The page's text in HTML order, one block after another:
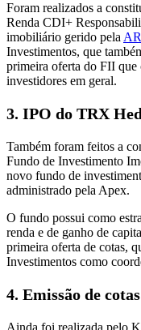
Foram realizados a
Renda CDI+
imobiliário gerido pela
Investimentos, que
primeira oferta do FII
investidores em geral.
3. IPO do TRX
Também foram feitos a
Fundo de Investimento
novo fundo de
administrado pela Apex.
O fundo possui como
renda e de ganho de
primeira oferta de cotas,
Investimentos como
4. Emissão de